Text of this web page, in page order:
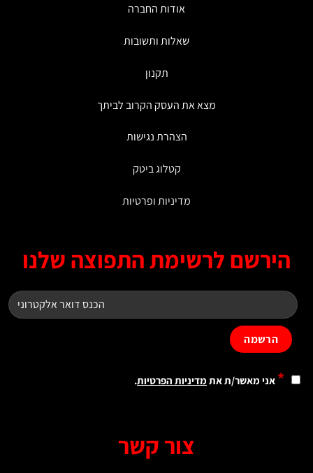
אודות החברה
שאלות ותשובות
מצא את העסק הקרוב לביתך
הצהרת נגישות
קטלוג ביטק
מדיניות ופרטיות
לרשימת התפוצה שלנו
אני מאשר/ת אתמדיניות הפרטיות.
צור קשר